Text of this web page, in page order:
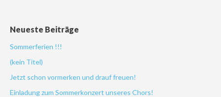
Neueste Beiträge
Sommerferien !!!
(kein Titel)
Jetzt schon vormerken und drauf freuen!
Einladung zum Sommerkonzert unseres Chors!